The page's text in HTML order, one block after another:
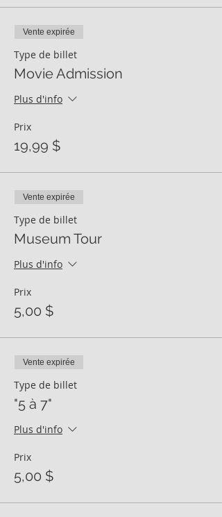
Vente expirée
Type de billet
Movie Admission
Plus d'info
Prix
19,99 $
Vente expirée
Type de billet
Museum Tour
Plus d'info
Prix
5,00 $
Vente expirée
Type de billet
"5 à 7"
Plus d'info
Prix
5,00 $